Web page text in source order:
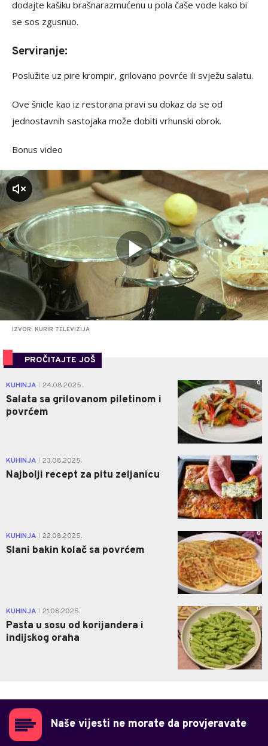
dodajte kašiku brašnarazmućenu u pola čaše vode kako bi
se sos zgusnuo.
Serviranje:
Poslužite uz pire krompir, grilovano povrće ili svježu salatu.
Ove šnicle kao iz restorana pravi su dokaz da se od
jednostavnih sastojaka može dobiti vrhunski obrok.
Bonus video
IZVOR: KURIR TELEVIZIJA
PROČITAJTE JOŠ
KUHINJA 24.08.2025.
Salata sa grilovanom piletinom i
povrćem
0
KUHINJA 23.08.2025.
Najbolji recept za pitu zeljanicu
0
KUHINJA 22.08.2025.
Slani bakin kolač sa povrćem
0
KUHINJA 21.08.2025.
Pasta u sosu od korijandera i
indijskog oraha
0
Naše vijesti ne morate da provjeravate